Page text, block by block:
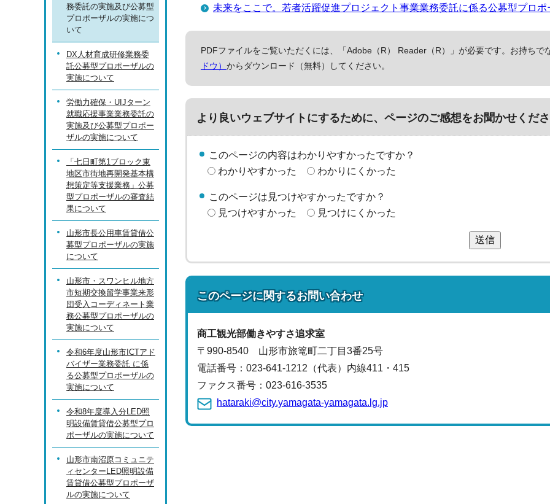
未来をここで。若者活躍促進プロジェクト事業業務委託に係る公募型プロ
PDFファイルをご覧いただくには、「Adobe（R） Reader（R）」が必要です。お持ちで
ドウ） からダウンロード（無料）してください。
より良いウェブサイトにするために、ページのご感想をお聞かせくださ
このページの内容はわかりやすかったですか？
わかりやすかった
わかりにくかった
このページは見つけやすかったですか？
見つけやすかった
見つけにくかった
送信
このページに関するお問い合わせ
商工観光部働きやすさ追求室
〒990-8540 山形市旅篭町二丁目3番25号
電話番号： 023-641-1212（代表） 内線411・415
ファクス番号：023-616-3535
hataraki@city.yamagata-yamagata.lg.jp
務委託の実施及び公募型
プロポーザルの実施につ
いて
DX人材育成研修業務委
託公募型プロポーザルの
実施について
労働力確保・UIJターン
就職応援事業業務委託の
実施及び公募型プロポー
ザルの実施について
「七日町第1ブロック東
地区市街地再開発基本構
想策定等支援業務」公募
型プロポーザルの審査結
果について
山形市長公用車賃貸借公
募型プロポーザルの実施
について
山形市・スワンヒル地方
市短期交換留学事業来形
団受入コーディネート業
務公募型プロポーザルの
実施について
令和6年度山形市ICTアド
バイザー業務委託 に係
る公募型プロポーザルの
実施について
令和8年度導入分LED照
明設備賃貸借公募型プロ
ポーザルの実施について
山形市南沼原コミュニテ
ィセンターLED照明設備
賃貸借公募型プロポーザ
ルの実施について